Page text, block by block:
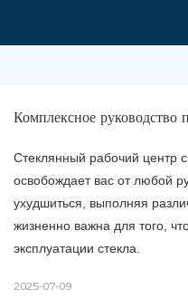
Комплексное
Стеклянный рабочий центр
освобождает вас от любой
ухудшиться, выполняя
жизненно важна для того,
эксплуатации стекла.
2025-07-09